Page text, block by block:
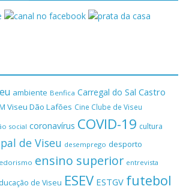
ambiente Benfica Carregal do Sal Castro
Viseu Dão Lafões Cine Clube de Viseu
social coronavírus COVID-19 cultura
de Viseu desemprego desporto
ensino superior entrevista
de Viseu ESEV ESTGV futebol